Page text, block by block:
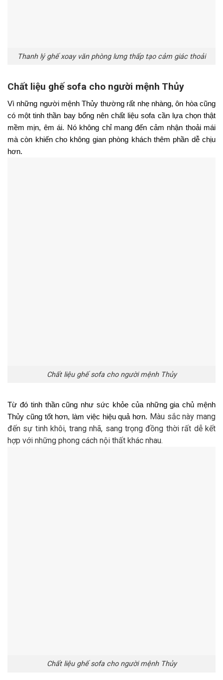
Thanh lý ghế xoay văn phòng lưng thấp tạo cảm giác thoải
Chất liệu ghế sofa cho người mệnh Thủy
Vì những người mệnh Thủy thường rất nhẹ nhàng, ôn hòa cũng
có một tinh thần bay bổng nên chất liệu sofa cần lựa chọn thật
mềm mịn, êm ái. Nó không chỉ mang đến cảm nhận thoải mái
mà còn khiến cho không gian phòng khách thêm phần dễ chịu
hơn.
Chất liệu ghế sofa cho người mệnh Thủy
Từ đó tinh thần cũng như sức khỏe của những gia chủ mệnh
Thủy cũng tốt hơn, làm việc hiệu quả hơn. Màu sắc này mang
đến sự tinh khôi, trang nhã, sang trọng đồng thời rất dễ kết
hợp với những phong cách nội thất khác nhau.
Chất liệu ghế sofa cho người mệnh Thủy